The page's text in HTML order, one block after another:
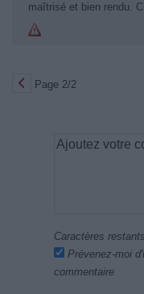
maîtrisé et bien rendu.
Page 2/2
Caractères
Prévenez-moi
commentaire